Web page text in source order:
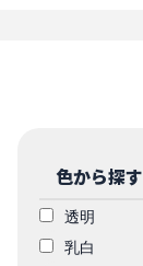
色から探す
透明
乳白